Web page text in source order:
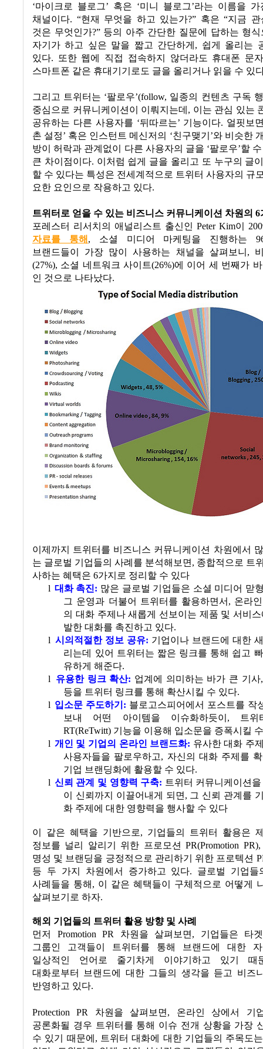
‘마이크로 블로그’ 혹은 ‘미니 블로그’라는 이름을
채널이다. “현재 무엇을 하고 있는가?” 혹은“지금
것은 무엇인가?” 등의 아주 간단한 질문에 답하는 형식
자기가 하고 싶은 말을 짧고 간단하게 , 쉽게 올리는
있다. 또한 웹에 직접 접속하지 않더라도 휴대폰 문
스마트폰 같은 휴대기기로도 글을 올리거나 읽을 수 있
그리고 트위터는 ‘팔로우’(follow, 일종의 컨텐츠 구독
중심으로 커뮤니케이션이 이뤄지는데 , 이는 관심 있는
공유하는 다른 사용자를 ‘뒤따르는’ 기능이다. 얼핏보
촌 설정’ 혹은 인스턴트 메신저의 ‘친구맺기 ’와 비슷한
방이 허락과 관계없이 다른 사용자의 글을 ‘팔로우’할
큰 차이점이다. 이처럼 쉽게 글을 올리고 또 누구의 글
할 수 있다는 특성은 전세계적으로 트위터 사용자의 규
요한 요인으로 작용하고 있다.
트위터로 얻을 수 있는 비즈니스 커뮤니케이션 차원의 6
포레스터 리서치의 애널리스트 출신인 Peter Kim이
자료를 통해 , 소셜 미디어 마케팅을 진행하는
브랜드들이 가장 많이 사용하는 채널을 살펴보니 ,
(27%), 소셜 네트워크 사이트(26%)에 이어 세 번째가
인 것으로 나타났다.
이제까지 트위터를 비즈니스 커뮤니케이션 차원에서
는 글로벌 기업들의 사례를 분석해보면, 종합적으로 트
사하는 혜택은 6가지로 정리할 수 있다
l 대화 촉진: 많은 글로벌 기업들은 소셜 미디어 맏
그 운영과 더불어 트위터를 활용하면서 , 온라
의 대화 주제나 새롭게 선보이는 제품 및 서비
발한 대화를 촉진하고 있다.
l 시의적절한 정보 공유: 기업이나 브랜드에 대한
리는데 있어 트위터는 짧은 링크를 통해 쉽고
유하게 해준다.
l 유용한 링크 확산: 업계에 의미하는 바가 큰 기사
등을 트위터 링크를 통해 확산시킬 수 있다.
l 입소문 주도하기 : 블로고스피어에서 포스트를 작
보내 어떤 아이템을 이슈화하듯이 , 트
RT(ReTwitt) 기능을 이용해 입소문을 증폭시킬
l 개인 및 기업의 온라인 브랜드화: 유사한 대화 주
사용자들을 팔로우하고, 자신의 대화 주제를
기업 브랜딩화에 활용할 수 있다.
l 신뢰 관계 및 영향력 구축: 트위터 커뮤니케이션
이 신뢰까지 이끌어내게 되면, 그 신뢰 관계를
화 주제에 대한 영향력을 행사할 수 있다
이 같은 혜택을 기반으로, 기업들의 트위터 활용은
정보를 널리 알리기 위한 프로모션 PR(Promotion
명성 및 브랜딩을 긍정적으로 관리하기 위한 프로텍션
등 두 가지 차원에서 증가하고 있다. 글로벌 기업
사례들을 통해 , 이 같은 혜택들이 구체적으로 어떻게
살펴보기로 하자.
해외 기업들의 트위터 활용 방향 및 사례
먼저
Promotion PR 차원을 살펴보면, 기업들은 타
그룹인 고객들이 트위터를 통해 브랜드에 대한
일상적인 언어로 줄기차게 이야기하고 있기 때
대화로부터 브랜드에 대한 그들의 생각을 듣고 비즈
반영하고 있다.
Protection PR 차원을 살펴보면, 온라인 상에서 기
공론화될 경우 트위터를 통해 이슈 전개 상황을 가장
수 있기 때문에 , 트위터 대화에 대한 기업들의 주목도